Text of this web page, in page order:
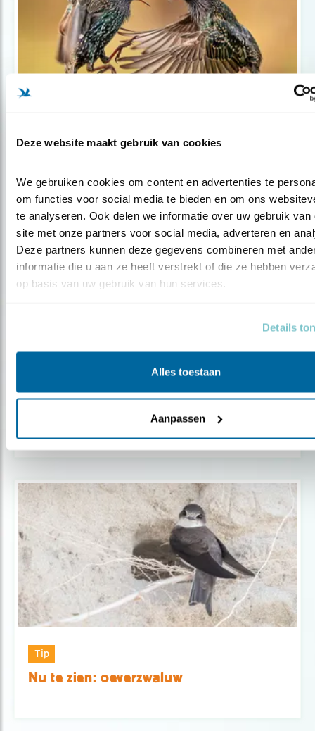
Deze website maakt gebruik van cookies
We gebruiken cookies om content en advertenties te
om functies voor social media te bieden en om ons
te analyseren. Ook delen we informatie over uw gebruik van
site met onze partners voor social media, adverteren en
Deze partners kunnen deze gegevens combineren met
informatie die u aan ze heeft verstrekt of die ze hebben
op basis van uw gebruik van hun services.
Details
Alles toestaan
Aanpassen
Tip
Nu te zien: de krombekstrandloper
Tip
Nu te zien: oeverzwaluw